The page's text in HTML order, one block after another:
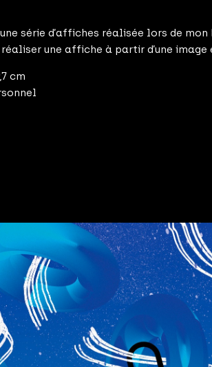
série d’affiches réalisée lors de mon
une affiche à partir d’une
cm